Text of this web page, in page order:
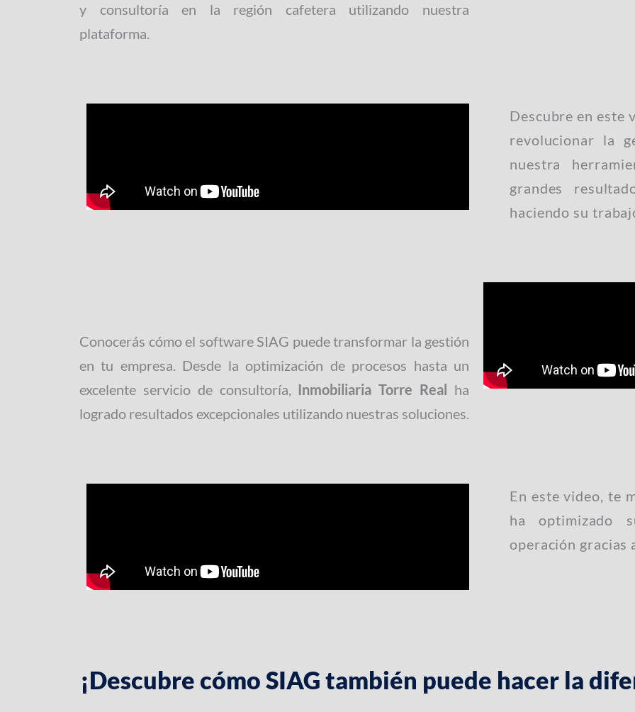
y consultoría en la región cafetera utilizando nuestra
plataforma.
Descubre en este
revolucionar la
nuestra
grandes
haciendo su
Conocerás cómo el software SIAG puede transformar la gestión
en tu empresa. Desde la optimización de procesos hasta un
excelente servicio de consultoría, Inmobiliaria Torre Real ha
logrado resultados excepcionales utilizando nuestras soluciones.
En este video, te
ha optimizado
operación gracias
¡Descubre cómo SIAG también puede hacer la